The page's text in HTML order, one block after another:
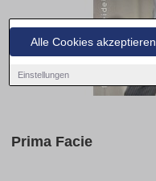
Alle Cookies akzeptieren
Einstellungen
Prima Facie